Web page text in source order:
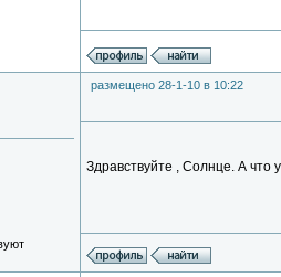
размещено 28-1-10 в 10:22
Здравствуйте , Солнце. А что